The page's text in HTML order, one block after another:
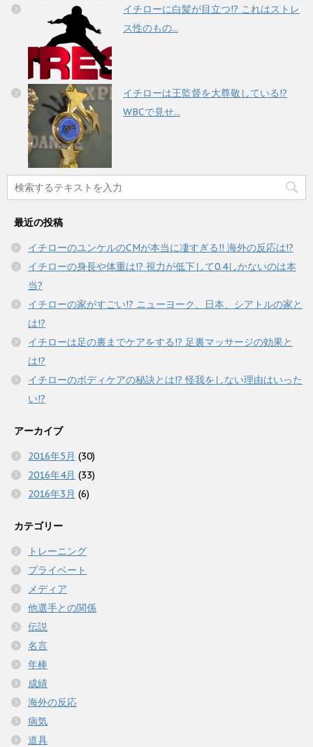
イチローに白髪が目立つ!? これはストレ
ス性のもの...
イチローは王監督を大尊敬している!?
WBCで見せ...
最近の投稿
イチローのユンケルのCMが本当に凄すぎる!! 海外の反応は!?
イチローの身長や体重は!? 視力が低下して0.4しかないのは本
当?
イチローの家がすごい!? ニューヨーク、日本、シアトルの家と
は!?
イチローは足の裏までケアをする!? 足裏マッサージの効果と
は!?
イチローのボディケアの秘訣とは!? 怪我をしない理由はいった
い!?
アーカイブ
2016年5月 (30)
2016年4月 (33)
2016年3月 (6)
カテゴリー
トレーニング
プライベート
メディア
他選手との関係
伝説
名言
年棒
成績
海外の反応
病気
道具